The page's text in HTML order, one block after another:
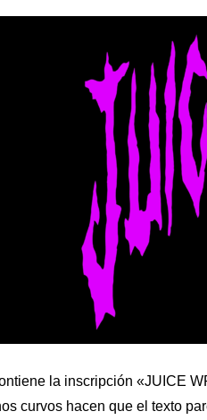
la inscripción «JUICE
curvos hacen que el texto